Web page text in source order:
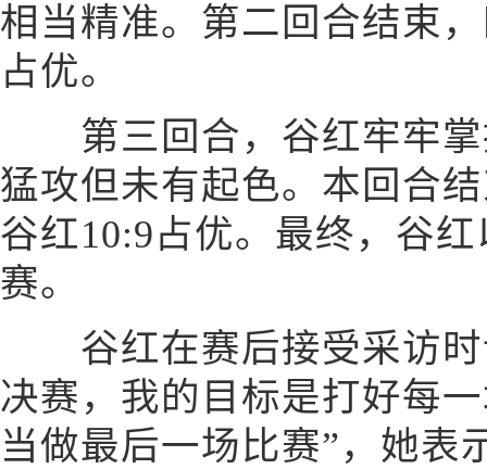
相当精准。第二回合结束
占优。
第三回合，谷红牢牢掌
猛攻但未有起色。本回合
谷红10:9占优。最终，谷
赛。
谷红在赛后接受采访时
决赛，我的目标是打好每
当做最后一场比赛”，她表